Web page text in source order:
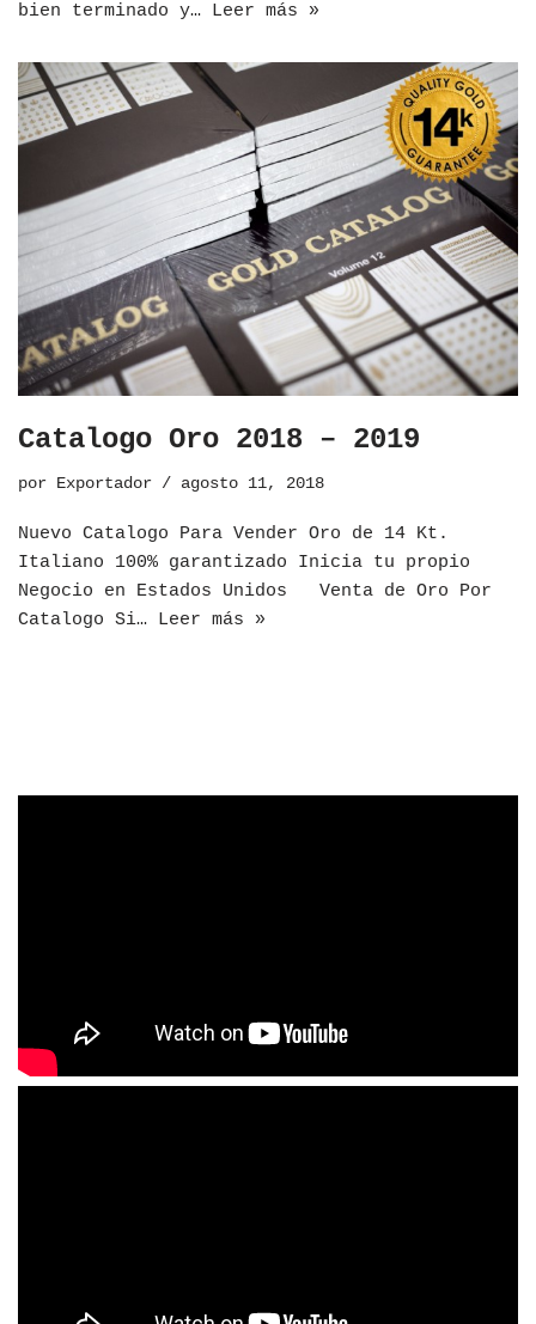
bien terminado y… Leer más »
Catalogo Oro 2018 – 2019
por Exportador agosto 11, 2018
Nuevo Catalogo Para Vender Oro de 14 Kt.
Italiano 100% garantizado Inicia tu propio
Negocio en Estados Unidos Venta de Oro Por
Catalogo Si… Leer más »